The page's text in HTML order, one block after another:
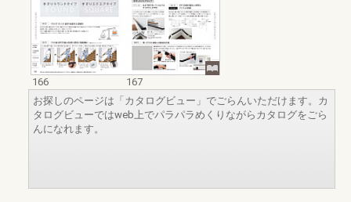
166
167
お探しのページは「カタログビュー」でごらんいただけます。カ
タログビューではweb上でパラパラめくりながらカタログをごら
んになれます。